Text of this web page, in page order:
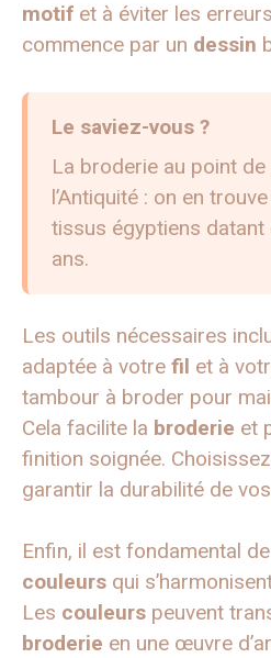
motif et à éviter les
commence par un dessin
Le saviez-vous ?
La broderie au point
l’Antiquité : on en
tissus égyptiens
ans.
Les outils nécessaires
adaptée à votre fil et à
tambour à broder pour
Cela facilite la broderie et
finition soignée.
garantir la durabilité de
Enfin, il est fondamental
couleurs qui
Les couleurs peuvent
broderie en une œuvre